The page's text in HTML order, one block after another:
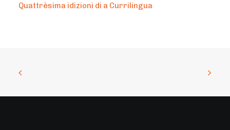
Quattrèsima idizioni di a Currilingua